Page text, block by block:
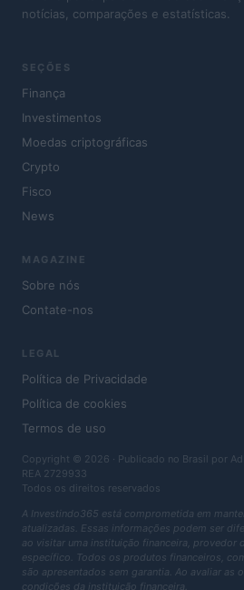
notícias, comparações e estatísticas.
SEÇÕES
Finança
Investimentos
Moedas criptográficas
Crypto
Fisco
News
MAGAZINE
Sobre nós
Contate-nos
LEGAL
Política de Privacidade
Política de cookies
Termos de uso
Copyright © 2026 · Publicado no Brasil por
REA 2729933
Todos os direitos reservados
A Investindo365 está comprometida em
atualizadas. Essas informações podem ser
ao visitar uma instituição financeira, provedor
específico. Todos os produtos financeiros,
são apresentados sem garantia. Ao avaliar as
condições da instituição financeira.